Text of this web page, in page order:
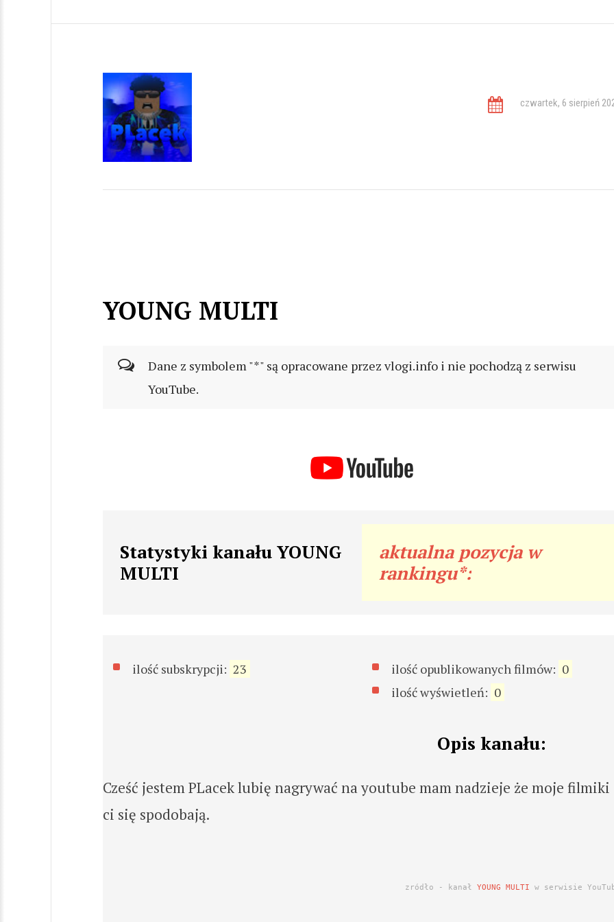
czwartek, 6 sierpień
YOUNG MULTI
Dane z symbolem "*" są opracowane przez vlogi.info i nie pochodzą z serwisu
YouTube.
Statystyki kanału YOUNG
MULTI
aktualna pozycja w
rankingu*:
ilość subskrypcji: 23 ilość opublikowanych filmów: 0
ilość wyświetleń: 0
Opis kanału:
Cześć jestem PLacek lubię nagrywać na youtube mam nadzieje że moje filmiki
ci się spodobają.
zródło - kanałYOUNG MULTI w serwisie